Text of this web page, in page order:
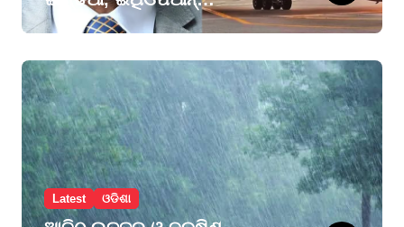
ଏୟାରଲାଇନ୍ସ ଗ୍ରୁପର ପୂର୍ବତନ
Latest ଓଡିଶା